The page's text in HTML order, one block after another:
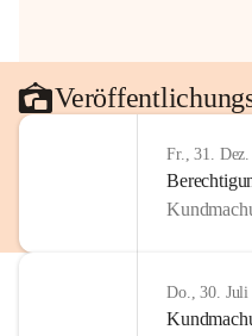
Fr., 31.
Do., 30. Juli